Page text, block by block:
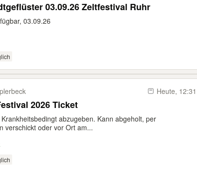
03.09.26 Zeltfestival Ruhr
03.09.26
Heute, 12:31
2026 Ticket
abzugeben. Kann abgeholt, per
verschickt oder vor Ort am...